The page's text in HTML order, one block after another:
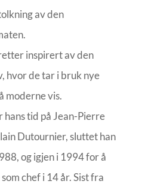
av den
inspirert av den
hvor de tar i bruk nye
moderne vis.
tid på Jean-Pierre
Dutournier, sluttet han
og igjen i 1994 for å
chef i 14 år. Sist fra